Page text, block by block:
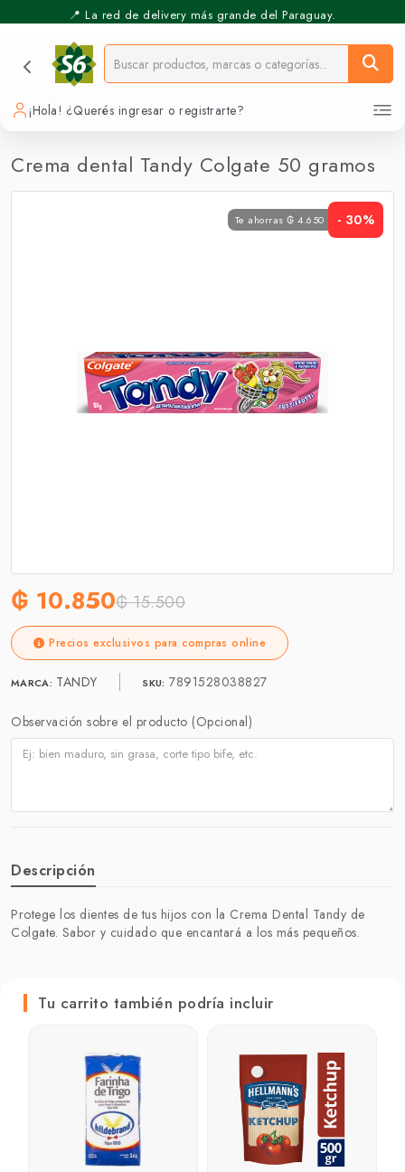
📍 La red de delivery más grande del Paraguay.
¡Hola! ¿Querés ingresar o registrarte?
Crema dental Tandy Colgate 50 gramos
Te ahorras ₲ 4.650 - 30%
₲ 10.850₲ 15.500
Precios exclusivos para compras online
MARCA: TANDY SKU: 7891528038827
Observación sobre el producto (Opcional)
Descripción
Protege los dientes de tus hijos con la Crema Dental Tandy de
Colgate. Sabor y cuidado que encantará a los más pequeños.
Tu carrito también podría incluir